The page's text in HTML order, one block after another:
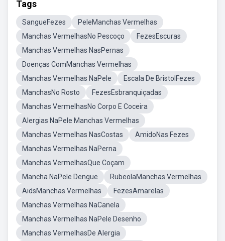
Tags
SangueFezes
PeleManchas Vermelhas
Manchas VermelhasNo Pescoço
FezesEscuras
Manchas Vermelhas NasPernas
Doenças ComManchas Vermelhas
Manchas Vermelhas NaPele
Escala De BristolFezes
ManchasNo Rosto
FezesEsbranquiçadas
Manchas VermelhasNo Corpo E Coceira
Alergias NaPele Manchas Vermelhas
Manchas Vermelhas NasCostas
AmidoNas Fezes
Manchas Vermelhas NaPerna
Manchas VermelhasQue Coçam
Mancha NaPele Dengue
RubeolaManchas Vermelhas
AidsManchas Vermelhas
FezesAmarelas
Manchas Vermelhas NaCanela
Manchas Vermelhas NaPele Desenho
Manchas VermelhasDe Alergia